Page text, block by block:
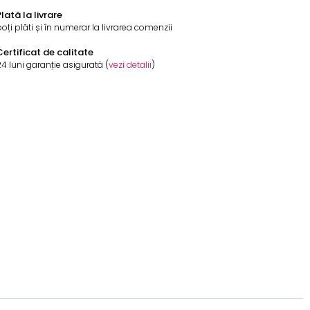
la livrare
plăti și în numerar la livrarea comenzii
de calitate
luni garanție asigurată (vezi detalii)